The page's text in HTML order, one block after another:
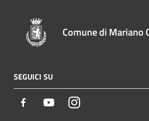
Comune di Mariano
SEGUICI SU
Facebook YoutubeInstagram